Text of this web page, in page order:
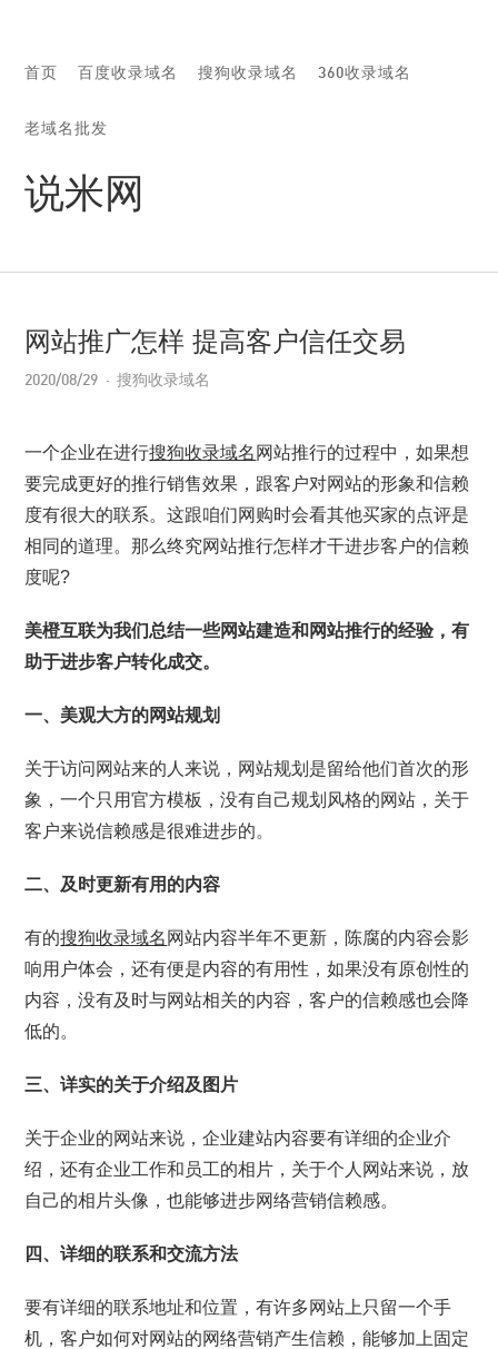
首页 百度收录域名 搜狗收录域名 360收录域名
老域名批发
说米网
网站推广怎样 提高客户信任交易
2020/08/29 搜狗收录域名
一个企业在进行搜狗收录域名 网站推行的过程中，如果想
要完成更好的推行销售效果，跟客户对网站的形象和信赖
度有很大的联系。这跟咱们网购时会看其他买家的点评是
相同的道理。那么终究网站推行怎样才干进步客户的信赖
度呢?
美橙互联为我们总结一些网站建造和网站推行的经验，有
助于进步客户转化成交。
一、美观大方的网站规划
关于访问网站来的人来说，网站规划是留给他们首次的形
象，一个只用官方模板，没有自己规划风格的网站，关于
客户来说信赖感是很难进步的。
二、及时更新有用的内容
有的搜狗收录域名 网站内容半年不更新，陈腐的内容会影
响用户体会，还有便是内容的有用性，如果没有原创性的
内容，没有及时与网站相关的内容，客户的信赖感也会降
低的。
三、详实的关于介绍及图片
关于企业的网站来说，企业建站内容要有详细的企业介
绍，还有企业工作和员工的相片，关于个人网站来说，放
自己的相片头像，也能够进步网络营销信赖感。
四、详细的联系和交流方法
要有详细的联系地址和位置，有许多网站上只留一个手
机，客户如何对网站的网络营销产生信赖，能够加上固定